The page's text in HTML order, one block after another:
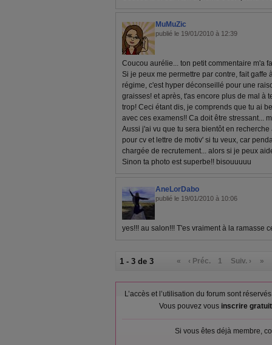
MuMuZic
publié le 19/01/2010 à 12:39
Coucou aurélie... ton petit commentaire m'a
Si je peux me permettre par contre, fait gaffe
régime, c'est hyper déconseillé pour une
graisses! et après, t'as encore plus de mal à
trop! Ceci étant dis, je comprends que tu ai
avec ces examens!! Ca doit être stressant...
Aussi j'ai vu que tu sera bientôt en
pour cv et lettre de motiv' si tu veux, car
chargée de recrutement... alors si je peux
Sinon ta photo est superbe!! bisouuuuu
AneLorDabo
publié le 19/01/2010 à 10:06
yes!!! au salon!!! T'es vraiment à la ramasse
1 - 3 de 3 « ‹ Préc. 1 Suiv. › »
L’accès et l’utilisation du forum sont
Vous pouvez vous inscrire
Si vous êtes déjà membre,